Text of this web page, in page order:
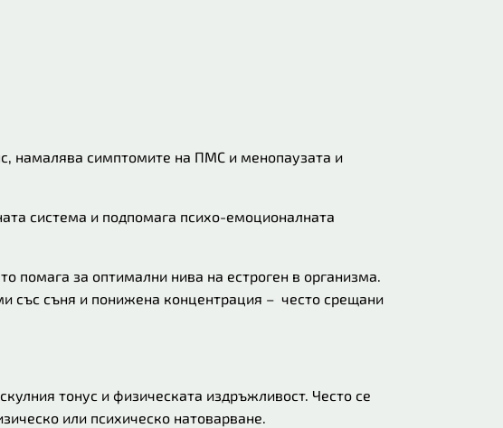
намалява симптомите на ПМС и менопаузата и
система и подпомага психо-емоционалната
помага за оптимални нива на естроген в организма.
със съня и понижена концентрация – често срещани
тонус и физическата издръжливост. Често се
или психическо натоварване.